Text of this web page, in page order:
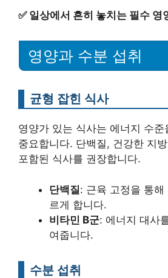
✅ 일상에서 흔히 놓치는 필수 영
영양과 수분 섭취
균형 잡힌 식사
영양가 있는 식사는 에너지 수
중요합니다. 단백질, 건강한 지
포함된 식사를 권장합니다.
단백질: 근육 고정을 통
르게 합니다.
비타민 B군: 에너지 대사
여줍니다.
수분 섭취